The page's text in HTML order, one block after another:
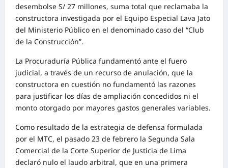
desembolse S/ 27 millones, suma total que reclamaba la
constructora investigada por el Equipo Especial Lava Jato
del Ministerio Público en el denominado caso del “Club
de la Construcción”.
La Procuraduría Pública fundamentó ante el fuero
judicial, a través de un recurso de anulación, que la
constructora en cuestión no fundamentó las razones
para justificar los días de ampliación concedidos ni el
monto otorgado por mayores gastos generales variables.
Como resultado de la estrategia de defensa formulada
por el MTC, el pasado 23 de febrero la Segunda Sala
Comercial de la Corte Superior de Justicia de Lima
declaró nulo el laudo arbitral, que en una primera